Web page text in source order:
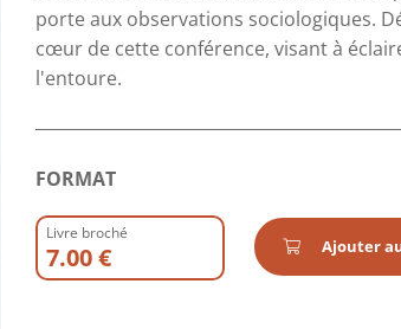
porte aux observations sociologiques.
cœur de cette conférence, visant à
l'entoure.
FORMAT
Livre broché
7.00 € Ajouter